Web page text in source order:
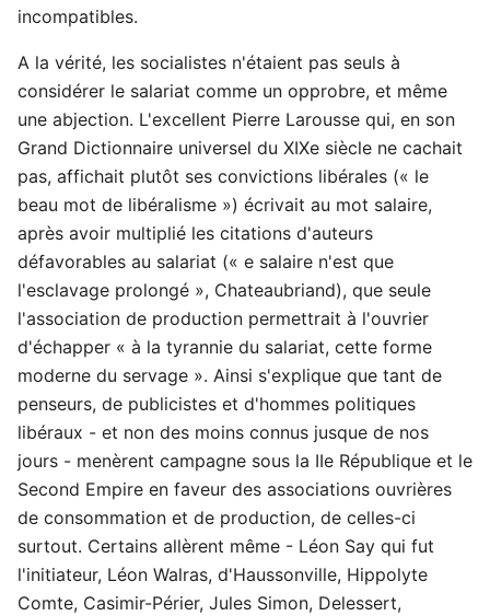
incompatibles.
A la vérité, les socialistes n'étaient pas seuls à
considérer le salariat comme un opprobre, et même
une abjection. L'excellent Pierre Larousse qui, en son
Grand Dictionnaire universel du XIXe siècle ne cachait
pas, affichait plutôt ses convictions libérales (« le
beau mot de libéralisme ») écrivait au mot salaire,
après avoir multiplié les citations d'auteurs
défavorables au salariat (« e salaire n'est que
l'esclavage prolongé », Chateaubriand), que seule
l'association de production permettrait à l'ouvrier
d'échapper « à la tyrannie du salariat, cette forme
moderne du servage ». Ainsi s'explique que tant de
penseurs, de publicistes et d'hommes politiques
libéraux - et non des moins connus jusque de nos
jours - menèrent campagne sous la IIe République et le
Second Empire en faveur des associations ouvrières
de consommation et de production, de celles-ci
surtout. Certains allèrent même - Léon Say qui fut
l'initiateur, Léon Walras, d'Haussonville, Hippolyte
Comte, Casimir-Périer, Jules Simon, Delessert,